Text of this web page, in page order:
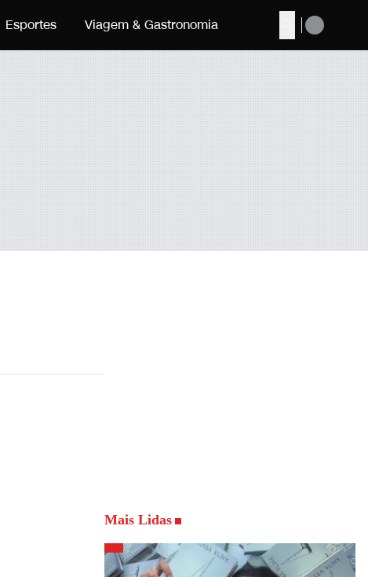
Buscar
Esportes Viagem & Gastronomia
Mais Lidas